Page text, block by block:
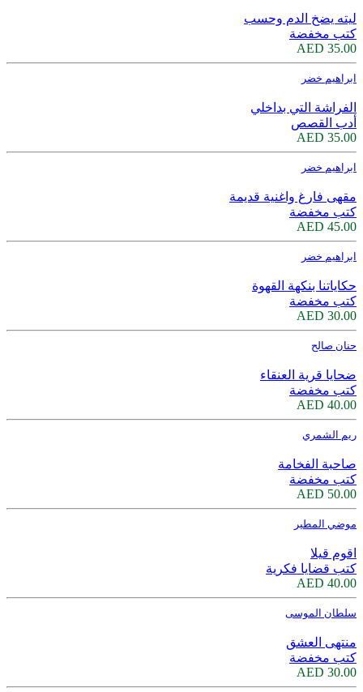
ليته يضخ الدم وحسب
كتب مخفضة
35.00 AED
ابراهيم خضر
الفراشة التي بداخلي
أدب القصص
35.00 AED
ابراهيم خضر
مقهى فارغ واغنية قديمة
كتب مخفضة
45.00 AED
ابراهيم خضر
حكاياتنا بنكهة القهوة
كتب مخفضة
30.00 AED
حنان صالح
ضحايا قرية العنقاء
كتب مخفضة
40.00 AED
ريم الشمري
صاحبة الفخامة
كتب مخفضة
50.00 AED
موضي المطير
اقوم قيلا
كتب قضايا فكرية
40.00 AED
سلطان الموسى
منتهى العشق
كتب مخفضة
30.00 AED